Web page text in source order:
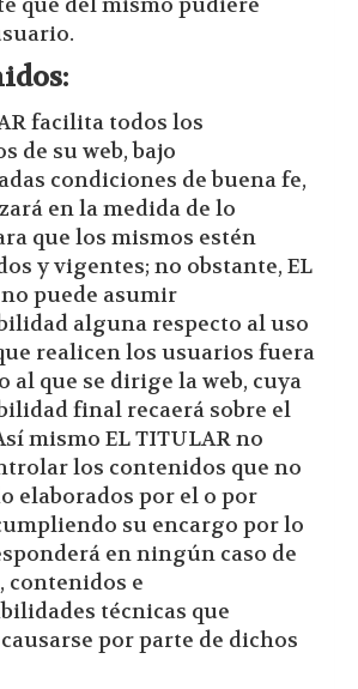
facilita todos los
de su web, bajo
condiciones de buena fe,
en la medida de lo
que los mismos estén
y vigentes; no obstante, EL
puede asumir
alguna respecto al uso
realicen los usuarios fuera
al que se dirige la web, cuya
final recaerá sobre el
mismo EL TITULAR no
los contenidos que no
elaborados por el o por
su encargo por lo
en ningún caso de
contenidos e
técnicas que
por parte de dichos